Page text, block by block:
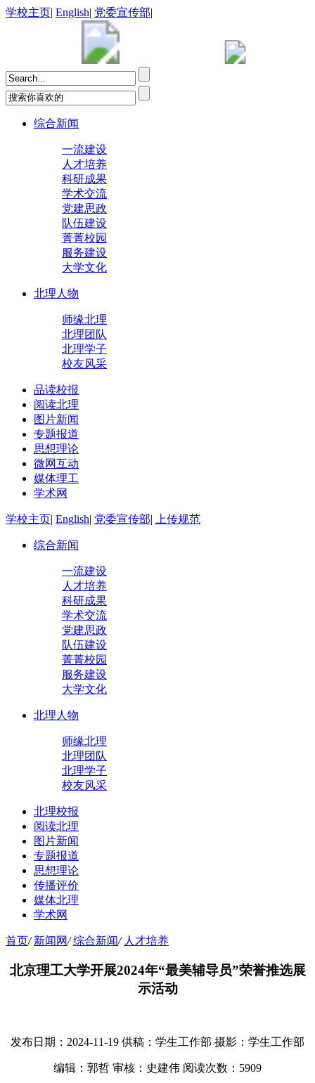
学校主页| English| 党委宣传部|
综合新闻
一流建设
人才培养
科研成果
学术交流
党建思政
队伍建设
菁菁校园
服务建设
大学文化
北理人物
师缘北理
北理团队
北理学子
校友风采
品读校报
阅读北理
图片新闻
专题报道
思想理论
微网互动
媒体理工
学术网
学校主页| English| 党委宣传部| 上传规范
综合新闻
一流建设
人才培养
科研成果
学术交流
党建思政
队伍建设
菁菁校园
服务建设
大学文化
北理人物
师缘北理
北理团队
北理学子
校友风采
北理校报
阅读北理
图片新闻
专题报道
思想理论
传播评价
媒体北理
学术网
首页/ 新闻网/ 综合新闻/ 人才培养
北京理工大学开展2024年“最美辅导员”荣誉推选展
示活动
发布日期：2024-11-19 供稿：学生工作部 摄影：学生工作部
编辑：郭哲 审核：史建伟 阅读次数： 5909